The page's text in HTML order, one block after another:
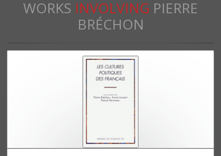
WORKS INVOLVING PIERRE
BRÉCHON